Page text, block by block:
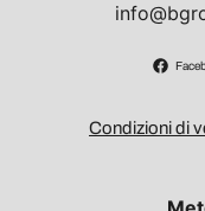
Condizioni di